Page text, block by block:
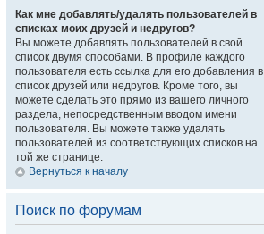
Как мне добавлять/удалять пользователей в
списках моих друзей и недругов?
Вы можете добавлять пользователей в свой
список двумя способами. В профиле каждого
пользователя есть ссылка для его добавления в
список друзей или недругов. Кроме того, вы
можете сделать это прямо из вашего личного
раздела, непосредственным вводом имени
пользователя. Вы можете также удалять
пользователей из соответствующих списков на
той же странице.
Вернуться к началу
Поиск по форумам